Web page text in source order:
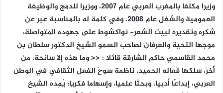
وزيرا مكلفا بالمغرب العربي عام 2007، ووزيرا للدمج والوظيفة
العمومية والشغل عام 2008. وفي كلمة له بالمناسبة عبر عن
شكره وتقديره لبيت الشعر- نواكشوط على جهوده المتواصلة،
موجها التحية والعرفان لصاحب السمو الشيخ الدكتور سلطان بن
محمد القاسمي حاكم الشارقة قائلا : << وما هذه إلا سانحة، من
أُخرَ، سلكها فَعاله الحميد، ناظمة سوحَ الفعل الثقافي في الوطن
العربي، إبداعًا أدبيا، وبحثا علميا، وإسهاما فكريا؛ يُمِده الشيخ